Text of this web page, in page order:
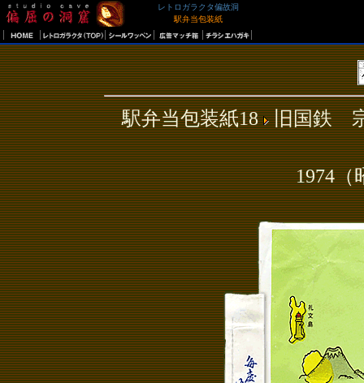
レトロガラクタ偏故洞
駅弁当包装紙
駅弁当包装紙18 旧国鉄
1974（